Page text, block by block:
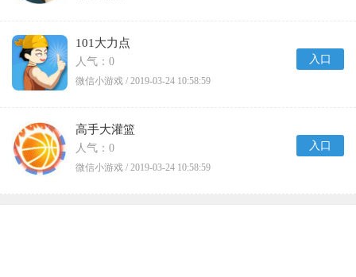
101大力点
人气：0
微信小游戏 / 2019-03-24 10:58:59
入口
高手大灌篮
人气：0
微信小游戏 / 2019-03-24 10:58:59
入口